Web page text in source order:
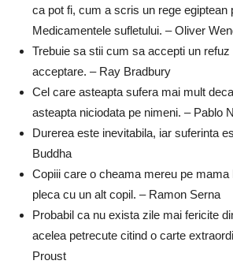
ca pot fi, cum a scris un rege egiptean
Medicamentele sufletului. – Oliver
Trebuie sa stii cum sa accepti un
acceptare. – Ray Bradbury
Cel care asteapta sufera mai mult
asteapta niciodata pe nimeni. – Pablo
Durerea este inevitabila, iar suferinta
Buddha
Copiii care o cheama mereu pe
pleca cu un alt copil. – Ramon Serna
Probabil ca nu exista zile mai fericite
acelea petrecute citind o carte
Proust